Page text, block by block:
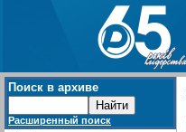
Поиск в архиве
Расширенный поиск